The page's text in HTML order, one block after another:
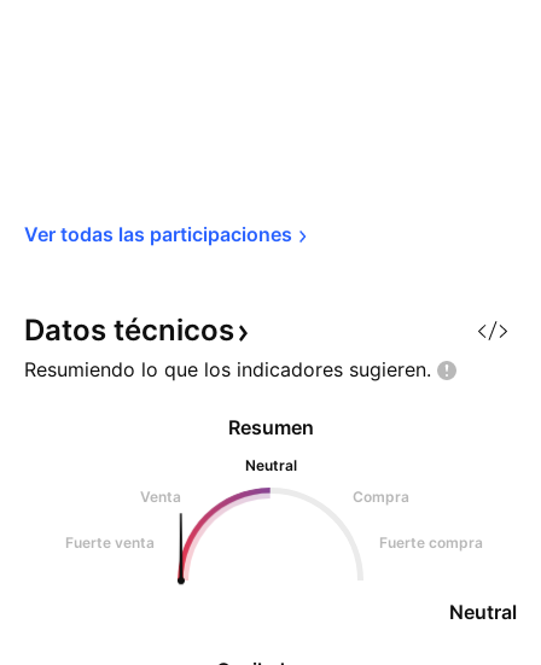
Ver todas las participaciones
Datos técnicos
Resumiendo lo que los indicadores sugieren.
Resumen
Neutral
Venta
Compra
Fuerte venta Fuerte compra
Neutral